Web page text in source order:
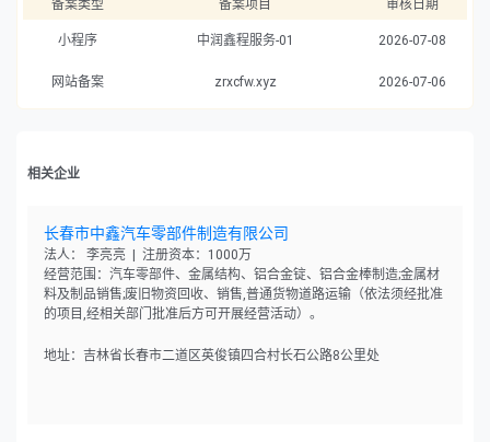
备案类型 备案项目 审核日期
小程序 中润鑫程服务-01 2026-07-08
网站备案 zrxcfw.xyz 2026-07-06
相关企业
长春市中鑫汽车零部件制造有限公司
法人： 李亮亮 | 注册资本：1000万
经营范围：汽车零部件、金属结构、铝合金锭、铝合金棒制造;金属材
料及制品销售;废旧物资回收、销售,普通货物道路运输（依法须经批准
的项目,经相关部门批准后方可开展经营活动）。
地址：吉林省长春市二道区英俊镇四合村长石公路8公里处